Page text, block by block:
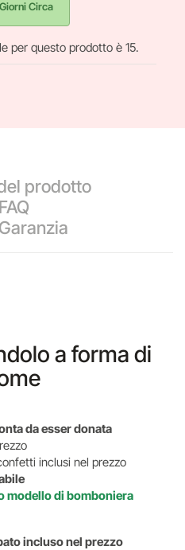
Circa
per questo prodotto è 15.
prodotto
Garanzia
a forma di
da esser donata
inclusi nel prezzo
modello di bomboniera
incluso nel prezzo